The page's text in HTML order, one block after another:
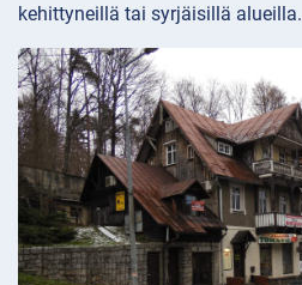
kehittyneillä tai syrjäisillä alueilla.